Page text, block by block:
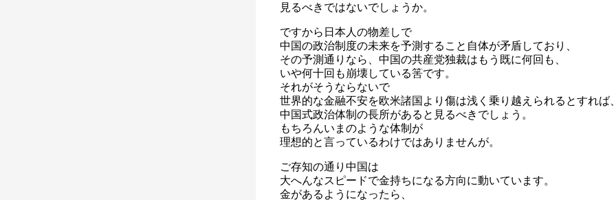
見るべきではないでしょうか。
ですから日本人の物差しで
中国の政治制度の未来を予測すること自体が矛盾しており、
その予測通りなら、中国の共産党独裁はもう既に何回も、
いや何十回も崩壊している筈です。
それがそうならないで
世界的な金融不安を欧米諸国より傷は浅く乗り越えられるとすれば
中国式政治体制の長所があると見るべきでしょう。
もちろんいまのような体制が
理想的と言っているわけではありませんが。
ご存知の通り中国は
大へんなスピードで金持ちになる方向に動いています。
金があるようになったら、